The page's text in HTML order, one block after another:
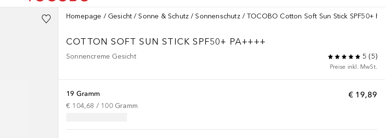
Homepage Gesicht Sonne & Schutz Sonnenschutz TOCOBO Cotton Soft Sun Stick SPF50+
COTTON SOFT SUN STICK SPF50+ PA++++
Sonnencreme Gesicht 5 (5)
Preise inkl. MwSt.
€ 19,89
19 Gramm
€ 104,68 / 100 Gramm